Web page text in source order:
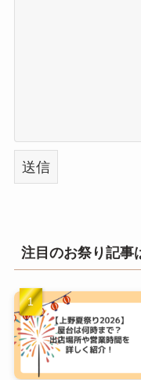
注目のお祭り記事